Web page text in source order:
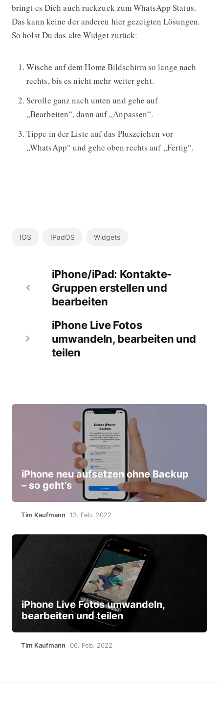
bringt es Dich auch ruckzuck zum WhatsApp Status.
Das kann keine der anderen hier gezeigten Lösungen.
So holst Du das alte Widget zurück:
Wische auf dem Home Bildschirm so lange nach
rechts, bis es nicht mehr weiter geht.
Scrolle ganz nach unten und gehe auf
„Bearbeiten“, dann auf „Anpassen“.
Tippe in der Liste auf das Pluszeichen vor
„WhatsApp“ und gehe oben rechts auf „Fertig“.
IOS IPadOS Widgets
iPhone/iPad: Kontakte-
Gruppen erstellen und
bearbeiten
iPhone Live Fotos
umwandeln, bearbeiten und
teilen
iPhone neu aufsetzen ohne Backup
– so geht’s
Tim Kaufmann 13. Feb. 2022
iPhone Live Fotos umwandeln,
bearbeiten und teilen
Tim Kaufmann 06. Feb. 2022